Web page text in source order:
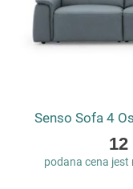
Senso Sofa 4
As
low
12
podana cena